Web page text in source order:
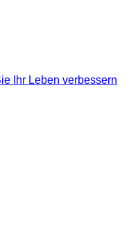
Ihr Leben verbessern